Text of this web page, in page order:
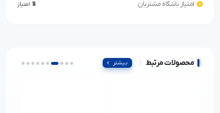
امتیاز باشگاه مشتریان 11 امتیاز
محصولات مرتبط بیشتر